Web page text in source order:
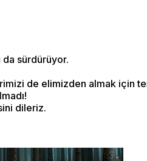
da sürdürüyor.
de elimizden almak için
dileriz.